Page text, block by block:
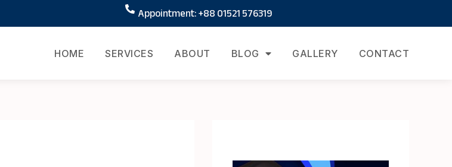
Appointment: +88 01521 576319
HOME SERVICES ABOUT BLOG GALLERY CONTACT